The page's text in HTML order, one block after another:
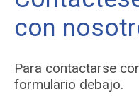
con
Para contactarse
formulario debajo.